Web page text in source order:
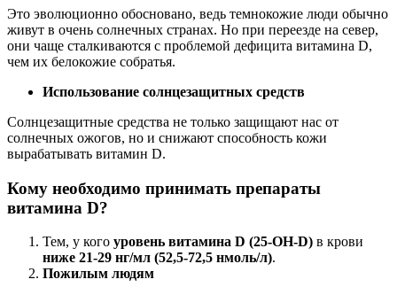
Это эволюционно обосновано, ведь темнокожие люди обычно
живут в очень солнечных странах. Но при переезде на север,
они чаще сталкиваются с проблемой дефицита витамина D,
чем их белокожие собратья.
Использование солнцезащитных средств
Солнцезащитные средства не только защищают нас от
солнечных ожогов, но и снижают способность кожи
вырабатывать витамин D.
Кому необходимо принимать препараты
витамина D?
Тем, у кого уровень витамина D (25-ОН-D) в крови
ниже 21-29 нг/мл (52,5-72,5 нмоль/л).
Пожилым людям